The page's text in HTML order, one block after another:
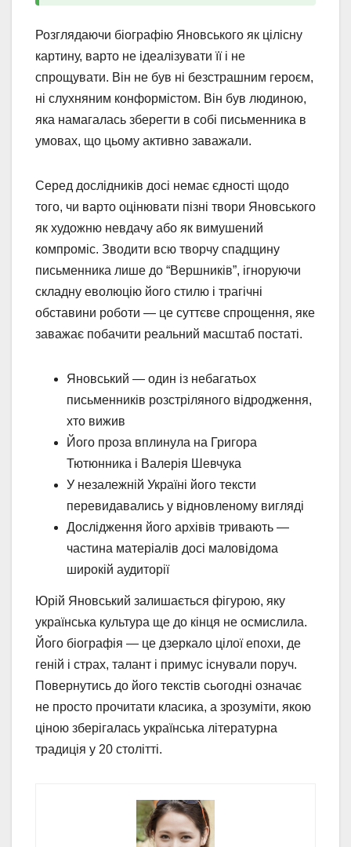
Розглядаючи біографію Яновського як цілісну
картину, варто не ідеалізувати її і не
спрощувати. Він не був ні безстрашним героєм,
ні слухняним конформістом. Він був людиною,
яка намагалась зберегти в собі письменника в
умовах, що цьому активно заважали.
Серед дослідників досі немає єдності щодо
того, чи варто оцінювати пізні твори Яновського
як художню невдачу або як вимушений
компроміс. Зводити всю творчу спадщину
письменника лише до “Вершників”, ігноруючи
складну еволюцію його стилю і трагічні
обставини роботи — це суттєве спрощення, яке
заважає побачити реальний масштаб постаті.
Яновський — один із небагатьох
письменників розстріляного відродження,
хто вижив
Його проза вплинула на Григора
Тютюнника і Валерія Шевчука
У незалежній Україні його тексти
перевидавались у відновленому вигляді
Дослідження його архівів тривають —
частина матеріалів досі маловідома
широкій аудиторії
Юрій Яновський залишається фігурою, яку
українська культура ще до кінця не осмислила.
Його біографія — це дзеркало цілої епохи, де
геній і страх, талант і примус існували поруч.
Повернутись до його текстів сьогодні означає
не просто прочитати класика, а зрозуміти, якою
ціною зберігалась українська літературна
традиція у 20 столітті.